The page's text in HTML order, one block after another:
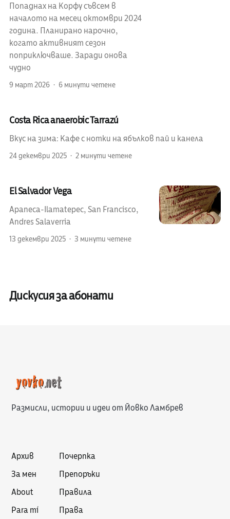
Попаднах на Корфу съвсем в
началото на месец октомври 2024
година. Планирано нарочно,
когато активният сезон
поприключваше. Заради онова
чудно
9 март 2026 6 минути четене
Costa Rica anaerobic Tarrazú
Вкус на зима: Кафе с нотки на ябълков пай и канела
24 декември 2025 2 минути четене
El Salvador Vega
Apaneca-Ilamatepec, San Francisco,
Andres Salaverria
13 декември 2025 3 минути четене
Дискусия за абонати
Размисли, истории и идеи от Йовко Ламбрев
Архив
За мен
About
Para mí
Почерпка
Препоръки
Правила
Права